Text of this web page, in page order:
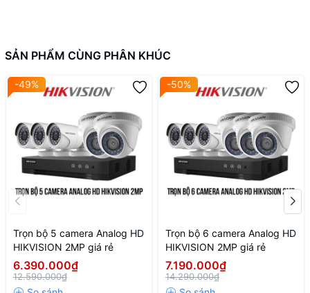
Giới thiệu về camera Analog
HD DAHUA
Camera Analog HD DAHUA là một trong những dòng sản phẩm
tính năng vượt trội và hiệu suất ổn định. Được thiết kế với công
nghệ tiên tiến, camera analog HD này có khả năng ghi hình sắc
SẢN PHẨM CÙNG PHÂN KHÚC
-49%
Trọn bộ 5 camera Analog HD
HIKVISION 2MP giá rẻ
6.390.000₫
12.590.000₫
-50%
Trọn bộ 6 camera Analog HD
HIKVISION 2MP giá rẻ
7.190.000₫
14.290.000₫